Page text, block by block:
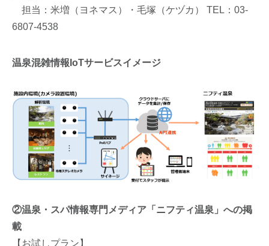
担当：米増（ヨネマス）・毛塚（ケヅカ） TEL：03-
6807-4538
温泉混雑情報IoTサービスイメージ
②温泉・スパ情報専門メディア「ニフティ温泉」への掲
載
【お試しプラン】